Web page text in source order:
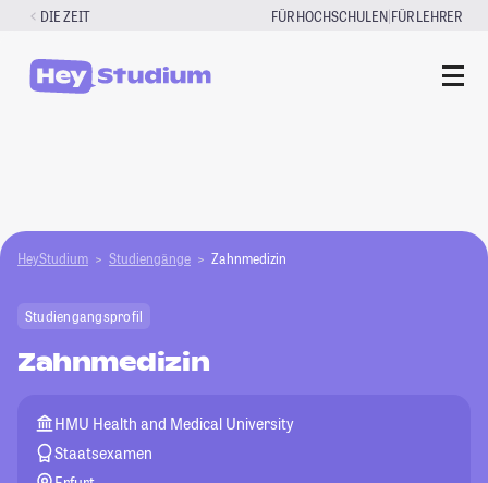
Zum
springen
DIE ZEIT FÜR HOCHSCHULEN|FÜR LEHRER
HeyStudium Studiengänge Zahnmedizin
Studiengangsprofil
Zahnmedizin
HMU Health and Medical University
Staatsexamen